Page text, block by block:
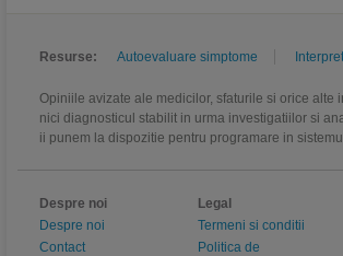
Resurse: Autoevaluare simptome
Opiniile avizate ale medicilor, sfaturile si orice
nici diagnosticul stabilit in urma investigatiilor si
ii punem la dispozitie pentru programare in
Despre noi
Despre noi
Contact
Legal
Termeni si conditii
Politica de